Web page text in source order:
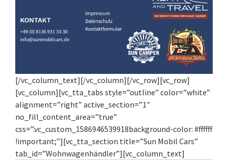
[/vc_column_text][/vc_column][/vc_row][vc_row]
[vc_column][vc_tta_tabs style=”outline” color=”white”
alignment=”right” active_section=”1″
no_fill_content_area=”true”
css=”.vc_custom_1586946539918background-color: #ffffff
!important;”][vc_tta_section title=”Sun Mobil Cars”
tab_id=”Wohnwagenhändler”][vc_column_text]